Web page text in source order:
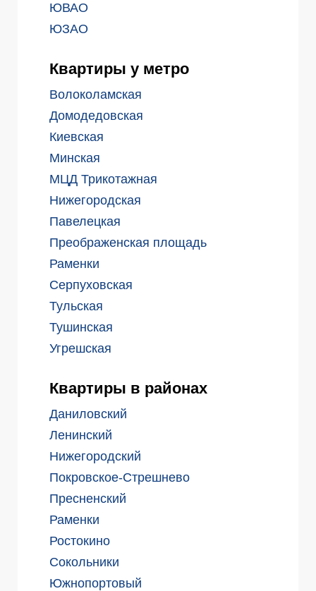
ЮВАО
ЮЗАО
Квартиры у метро
Волоколамская
Домодедовская
Киевская
Минская
МЦД Трикотажная
Нижегородская
Павелецкая
Преображенская площадь
Раменки
Серпуховская
Тульская
Тушинская
Угрешская
Квартиры в районах
Даниловский
Ленинский
Нижегородский
Покровское-Стрешнево
Пресненский
Раменки
Ростокино
Сокольники
Южнопортовый